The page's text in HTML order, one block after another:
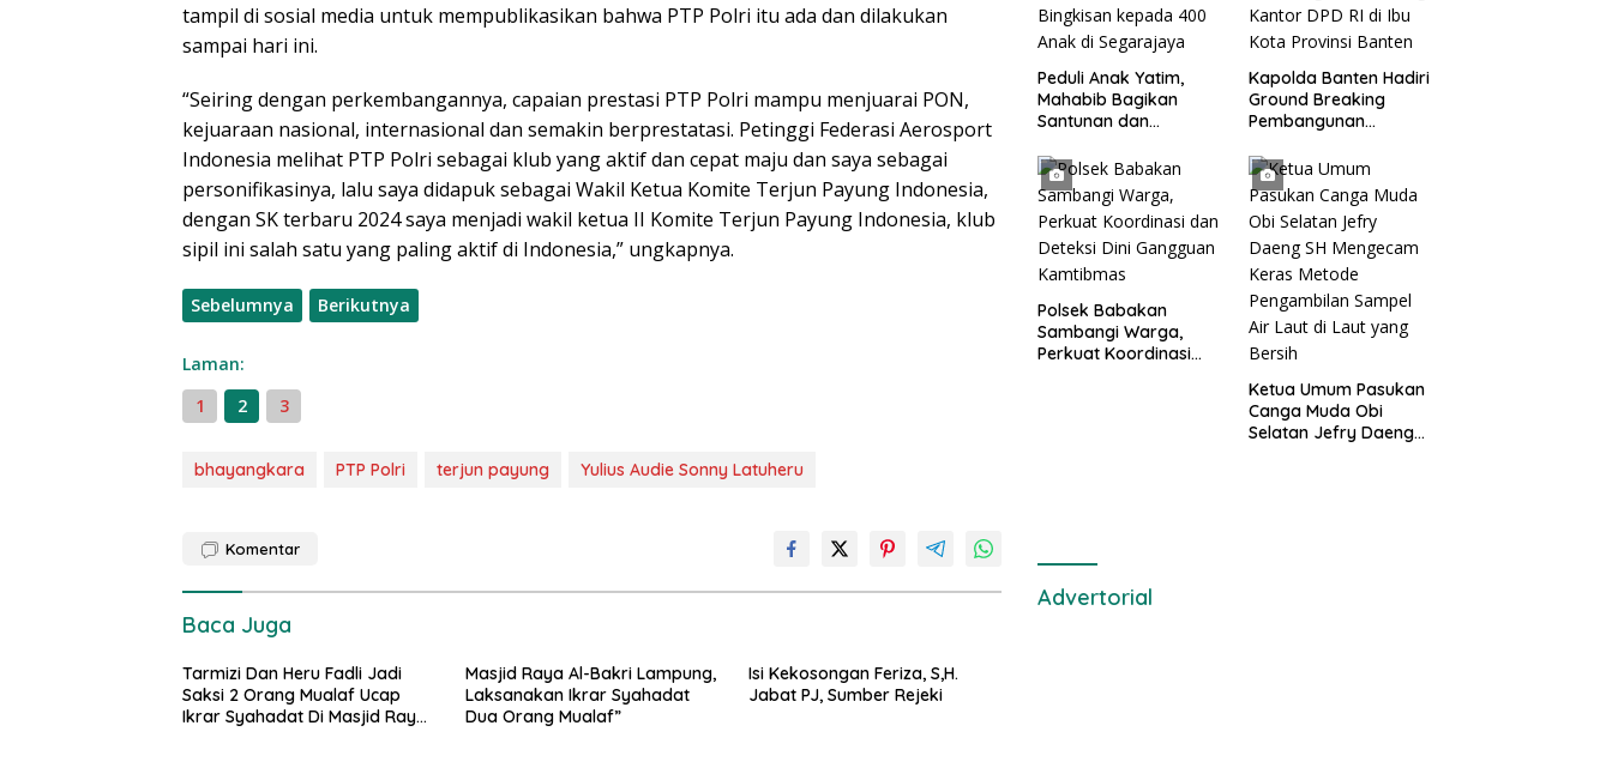
tampil di sosial media untuk mempublikasikan bahwa PTP Polri itu ada dan dilakukan
sampai hari ini.
“Seiring dengan perkembangannya, capaian prestasi PTP Polri mampu menjuarai PON,
kejuaraan nasional, internasional dan semakin berprestatasi. Petinggi Federasi Aerosport
Indonesia melihat PTP Polri sebagai klub yang aktif dan cepat maju dan saya sebagai
personifikasinya, lalu saya didapuk sebagai Wakil Ketua Komite Terjun Payung Indonesia,
dengan SK terbaru 2024 saya menjadi wakil ketua II Komite Terjun Payung Indonesia, klub
sipil ini salah satu yang paling aktif di Indonesia,” ungkapnya.
Sebelumnya Berikutnya
Laman:
1
2 3
bhayangkara PTP Polri terjun payung Yulius Audie Sonny Latuheru
Komentar
Baca Juga
Tarmizi Dan Heru Fadli Jadi
Saksi 2 Orang Mualaf Ucap
Ikrar Syahadat Di Masjid Raya
Masjid Raya Al-Bakri Lampung,
Laksanakan Ikrar Syahadat
Dua Orang Mualaf”
Isi Kekosongan Feriza, S,H.
Jabat PJ, Sumber Rejeki
Peduli Anak Yatim,
Mahabib Bagikan
Santunan dan
Anak di Segarajaya
Kapolda Banten Hadiri
Ground Breaking
Pembangunan
di Ibu Kota Provinsi
Banten
Polsek Babakan
Sambangi Warga,
Perkuat Koordinasi
Ketua Umum Pasukan
Canga Muda Obi
Selatan Jefry Daeng
Advertorial